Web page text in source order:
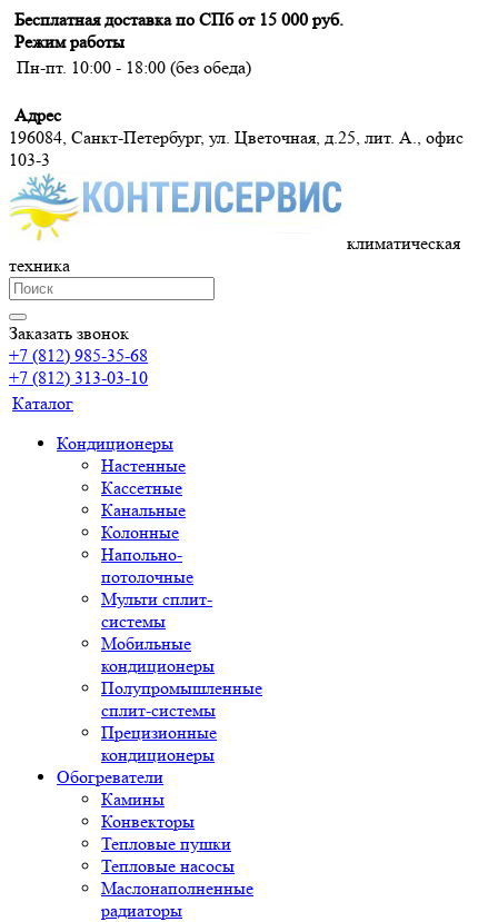
Бесплатная доставка по СПб от 15 000 руб.
Режим работы
Пн-пт. 10:00 - 18:00 (без обеда)
Адрес
196084, Санкт-Петербург, ул. Цветочная, д.25, лит. А., офис
103-3
климатическая
техника
Заказать звонок
+7 (812) 985-35-68
+7 (812) 313-03-10
Каталог
Кондиционеры
Настенные
Кассетные
Канальные
Колонные
Напольно-
потолочные
Мульти сплит-
системы
Мобильные
кондиционеры
Полупромышленные
сплит-системы
Прецизионные
кондиционеры
Обогреватели
Камины
Конвекторы
Тепловые пушки
Тепловые насосы
Маслонаполненные
радиаторы